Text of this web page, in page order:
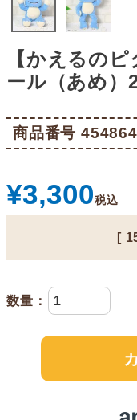
【かえるの
ール（あめ）
商品番号
¥3,300税込
[